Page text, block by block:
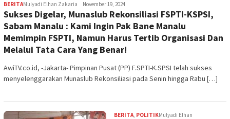
BERITAMulyadi Elhan Zakaria November 19, 2024
Sukses Digelar, Munaslub Rekonsiliasi FSPTI-KSPSI,
Sabam Manalu : Kami Ingin Pak Bane Manalu
Memimpin FSPTI, Namun Harus Tertib Organisasi Dan
Melalui Tata Cara Yang Benar!
AwiTV.co.id, -Jakarta- Pimpinan Pusat (PP) F.SPTI-K.SPSI telah sukses
menyelenggarakan Munaslub Rekonsiliasi pada Senin hingga Rabu […]
BERITA, POLITIKMulyadi Elhan